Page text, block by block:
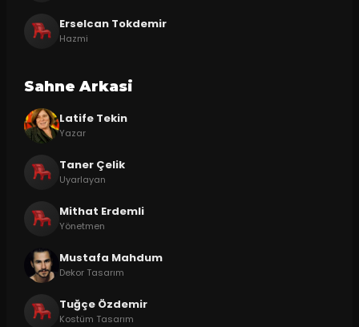
Erselcan Tokdemir
Hazmi
Sahne Arkasi
Latife Tekin
Yazar
Taner Çelik
Uyarlayan
Mithat Erdemli
Yönetmen
Mustafa Mahdum
Dekor Tasarım
Tuğçe Özdemir
Kostüm Tasarım